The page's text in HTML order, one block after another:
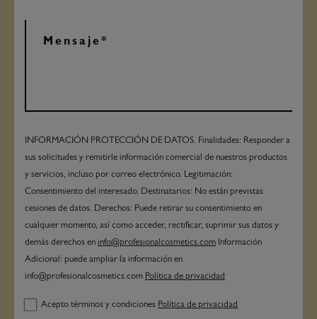
INFORMACIÓN PROTECCIÓN DE DATOS. Finalidades: Responder a
sus solicitudes y remitirle información comercial de nuestros productos
y servicios, incluso por correo electrónico. Legitimación:
Consentimiento del interesado. Destinatarios: No están previstas
cesiones de datos. Derechos: Puede retirar su consentimiento en
cualquier momento, así como acceder, rectificar, suprimir sus datos y
demás derechos en info@profesionalcosmetics.com Información
Adicional: puede ampliar la información en
info@profesionalcosmetics.com Política de privacidad
Acepto términos y condiciones Política de privacidad